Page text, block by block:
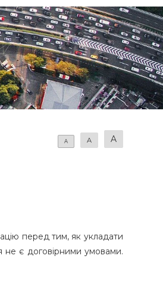
A A A
перед тим, як укладати
не є договірними умовами.